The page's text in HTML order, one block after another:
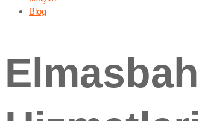
Blog